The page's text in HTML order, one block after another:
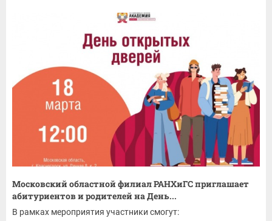
Московский областной филиал РАНХиГС приглашает
абитуриентов и родителей на День...
В рамках мероприятия участники смогут: